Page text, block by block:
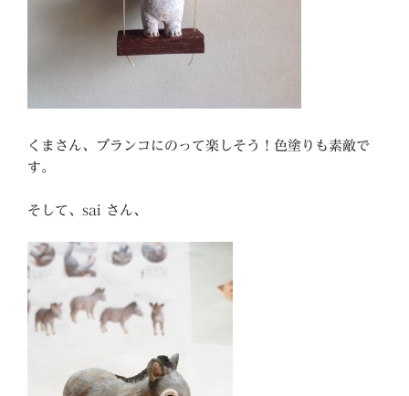
くまさん、ブランコにのって楽しそう！色塗りも素敵で
す。
そして、sai さん、